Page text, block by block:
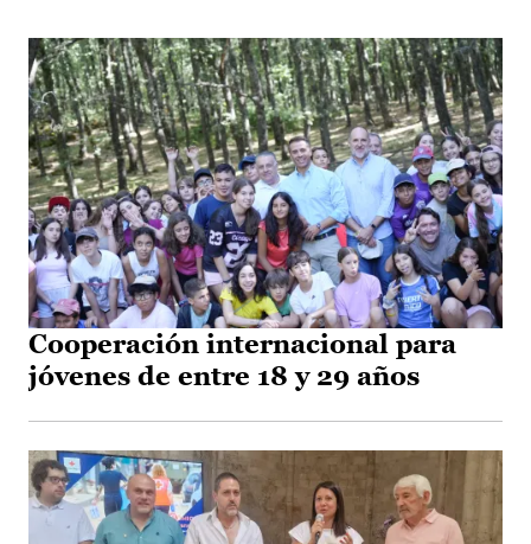
Cooperación internacional para
jóvenes de entre 18 y 29 años